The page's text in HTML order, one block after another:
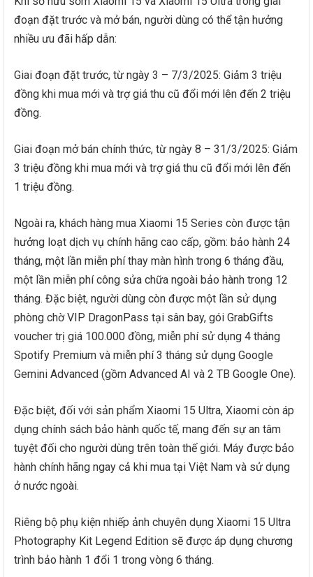
đoạn đặt trước và mở bán, người dùng có thể tận hưởng
nhiều ưu đãi hấp dẫn:
Giai đoạn đặt trước, từ ngày 3 – 7/3/2025: Giảm 3 triệu
đồng khi mua mới và trợ giá thu cũ đổi mới lên đến 2 triệu
đồng.
Giai đoạn mở bán chính thức, từ ngày 8 – 31/3/2025: Giảm
3 triệu đồng khi mua mới và trợ giá thu cũ đổi mới lên đến
1 triệu đồng.
Ngoài ra, khách hàng mua Xiaomi 15 Series còn được tận
hưởng loạt dịch vụ chính hãng cao cấp, gồm: bảo hành 24
tháng, một lần miễn phí thay màn hình trong 6 tháng đầu,
một lần miễn phí công sửa chữa ngoài bảo hành trong 12
tháng. Đặc biệt, người dùng còn được một lần sử dụng
phòng chờ VIP DragonPass tại sân bay, gói GrabGifts
voucher trị giá 100.000 đồng, miễn phí sử dụng 4 tháng
Spotify Premium và miễn phí 3 tháng sử dụng Google
Gemini Advanced (gồm Advanced AI và 2 TB Google One).
Đặc biệt, đối với sản phẩm Xiaomi 15 Ultra, Xiaomi còn áp
dụng chính sách bảo hành quốc tế, mang đến sự an tâm
tuyệt đối cho người dùng trên toàn thế giới. Máy được bảo
hành chính hãng ngay cả khi mua tại Việt Nam và sử dụng
ở nước ngoài.
Riêng bộ phụ kiện nhiếp ảnh chuyên dụng Xiaomi 15 Ultra
Photography Kit Legend Edition sẽ được áp dụng chương
trình bảo hành 1 đổi 1 trong vòng 6 tháng.